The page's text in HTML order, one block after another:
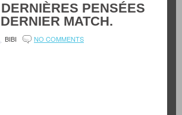
PENSÉES
MATCH.
BIBI NO COMMENTS